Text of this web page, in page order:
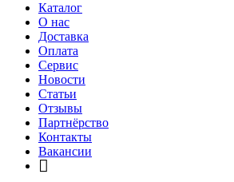
Каталог
О нас
Доставка
Оплата
Сервис
Новости
Статьи
Отзывы
Партнёрство
Контакты
Вакансии